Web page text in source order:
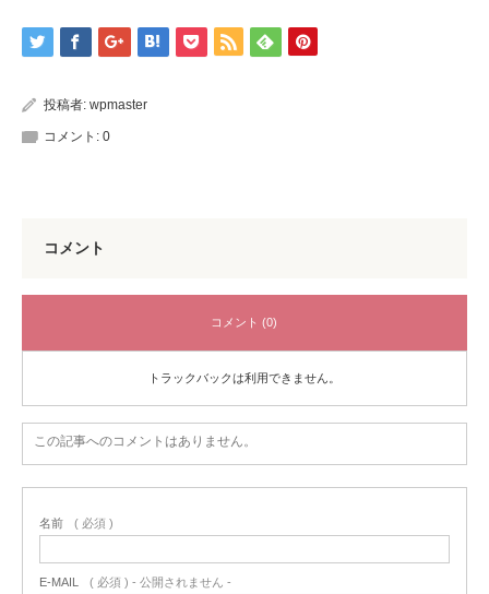
投稿者: wpmaster
コメント: 0
コメント
コメント (0)
トラックバックは利用できません。
この記事へのコメントはありません。
名前 ( 必須 )
E-MAIL ( 必須 ) - 公開されません -